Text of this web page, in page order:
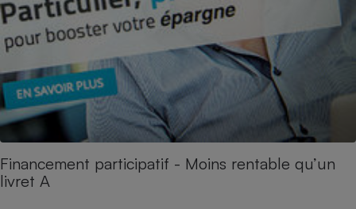
Financement participatif - Moins rentable qu’un
livret A